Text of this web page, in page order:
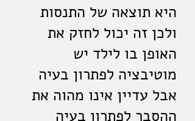
היא תוצאה של התנסות
ולכן זה יכול לחזק את
האופן בו לילד יש
מוטיבציה לפתרון בעיה
אבל עדיין אינו מהוה את
ההסבר לפתרון בעיה